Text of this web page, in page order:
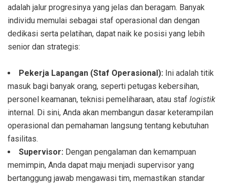
adalah jalur progresinya yang jelas dan beragam. Banyak
individu memulai sebagai staf operasional dan dengan
dedikasi serta pelatihan, dapat naik ke posisi yang lebih
senior dan strategis:
Pekerja Lapangan (Staf Operasional): Ini adalah titik
masuk bagi banyak orang, seperti petugas kebersihan,
personel keamanan, teknisi pemeliharaan, atau staf logistik
internal. Di sini, Anda akan membangun dasar keterampilan
operasional dan pemahaman langsung tentang kebutuhan
fasilitas.
Supervisor: Dengan pengalaman dan kemampuan
memimpin, Anda dapat maju menjadi supervisor yang
bertanggung jawab mengawasi tim, memastikan standar